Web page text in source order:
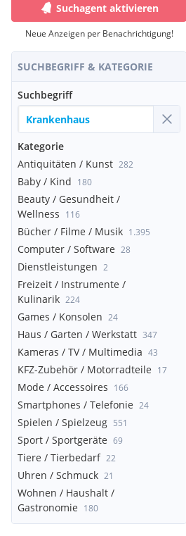
Suchagent aktivieren
Neue Anzeigen per Benachrichtigung!
SUCHBEGRIFF & KATEGORIE
Suchbegriff
Kategorie
Antiquitäten / Kunst 282
Baby / Kind 180
Beauty / Gesundheit /
Wellness 116
Bücher / Filme / Musik 1.395
Computer / Software 28
Dienstleistungen 2
Freizeit / Instrumente /
Kulinarik 224
Games / Konsolen 24
Haus / Garten / Werkstatt 347
Kameras / TV / Multimedia 43
KFZ-Zubehör / Motorradteile 17
Mode / Accessoires 166
Smartphones / Telefonie 24
Spielen / Spielzeug 551
Sport / Sportgeräte 69
Tiere / Tierbedarf 22
Uhren / Schmuck 21
Wohnen / Haushalt /
Gastronomie 180